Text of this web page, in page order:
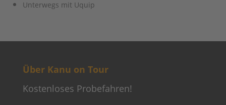
Unterwegs mit Uquip
Über Kanu on Tour
Kostenloses Probefahren!